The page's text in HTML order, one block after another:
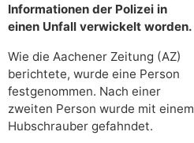
Informationen der Polizei in
einen Unfall verwickelt worden.
Wie die Aachener Zeitung (AZ)
berichtete, wurde eine Person
festgenommen. Nach einer
zweiten Person wurde mit einem
Hubschrauber gefahndet.